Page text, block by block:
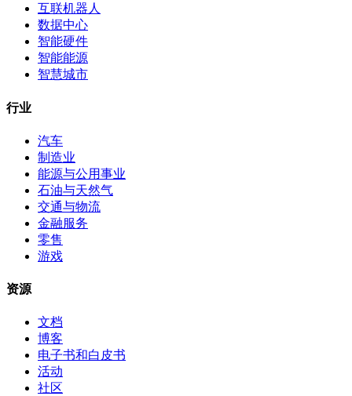
互联机器人
数据中心
智能硬件
智能能源
智慧城市
行业
汽车
制造业
能源与公用事业
石油与天然气
交通与物流
金融服务
零售
游戏
资源
文档
博客
电子书和白皮书
活动
社区